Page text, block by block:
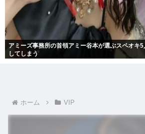
アミーズ事務所の首領アミー谷本が選ぶスペオキ
してしまう
ホーム VIP